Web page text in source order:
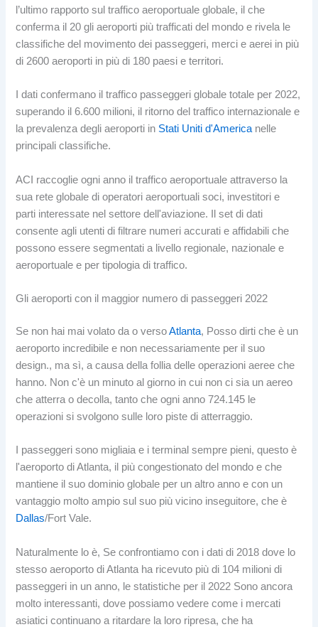
l’ultimo rapporto sul traffico aeroportuale globale, il che
conferma il 20 gli aeroporti più trafficati del mondo e rivela le
classifiche del movimento dei passeggeri, merci e aerei in più
di 2600 aeroporti in più di 180 paesi e territori.
I dati confermano il traffico passeggeri globale totale per 2022,
superando il 6.600 milioni, il ritorno del traffico internazionale e
la prevalenza degli aeroporti in Stati Uniti d'Americanelle
principali classifiche.
ACI raccoglie ogni anno il traffico aeroportuale attraverso la
sua rete globale di operatori aeroportuali soci, investitori e
parti interessate nel settore dell'aviazione. Il set di dati
consente agli utenti di filtrare numeri accurati e affidabili che
possono essere segmentati a livello regionale, nazionale e
aeroportuale e per tipologia di traffico.
Gli aeroporti con il maggior numero di passeggeri 2022
Se non hai mai volato da o versoAtlanta, Posso dirti che è un
aeroporto incredibile e non necessariamente per il suo
design., ma sì, a causa della follia delle operazioni aeree che
hanno. Non c'è un minuto al giorno in cui non ci sia un aereo
che atterra o decolla, tanto che ogni anno 724.145 le
operazioni si svolgono sulle loro piste di atterraggio.
I passeggeri sono migliaia e i terminal sempre pieni, questo è
l'aeroporto di Atlanta, il più congestionato del mondo e che
mantiene il suo dominio globale per un altro anno e con un
vantaggio molto ampio sul suo più vicino inseguitore, che è
Dallas/Fort Vale.
Naturalmente lo è, Se confrontiamo con i dati di 2018 dove lo
stesso aeroporto di Atlanta ha ricevuto più di 104 milioni di
passeggeri in un anno, le statistiche per il 2022 Sono ancora
molto interessanti, dove possiamo vedere come i mercati
asiatici continuano a ritardare la loro ripresa, che ha